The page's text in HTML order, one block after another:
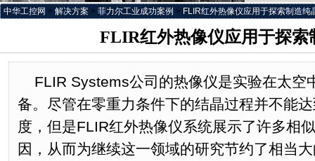
中华工控网 > 解决方案 > 菲力尔工业成功案例 > FLIR红外热像仪应用于探索制造纯
FLIR红外热像仪应用于探索
FLIR Systems公司的热像仪是实验在太空
备。尽管在零重力条件下的结晶过程并不能
度，但是FLIR红外热像仪系统展示了许多相
因，从而为继续这一领域的研究节约了相当